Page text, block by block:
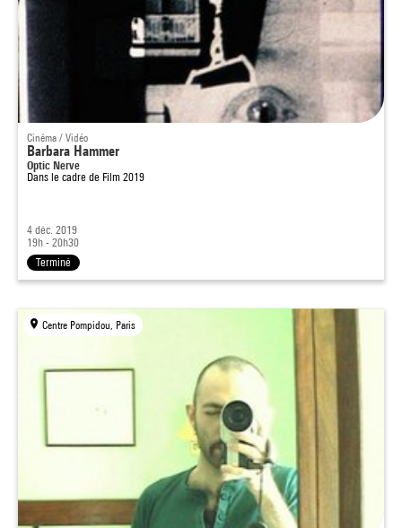
Cinéma / Vidéo
Barbara Hammer
Optic Nerve
Dans le cadre de Film 2019
4 déc. 2019
19h - 20h30
Terminé
Centre Pompidou, Paris